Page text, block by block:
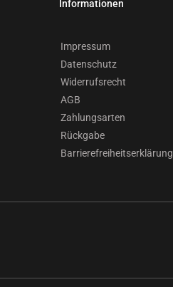
Informationen
Impressum
Datenschutz
Widerrufsrecht
AGB
Zahlungsarten
Rückgabe
Barrierefreiheitserklärung